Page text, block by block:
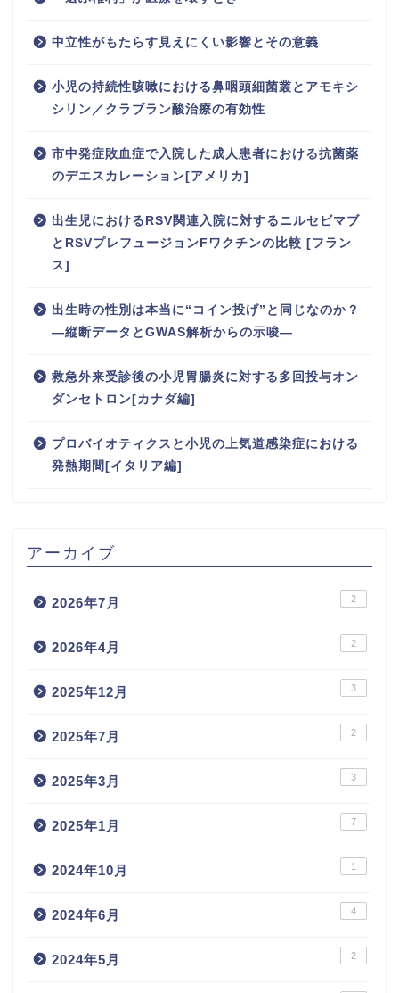
中立性がもたらす見えにくい影響とその意義
小児の持続性咳嗽における鼻咽頭細菌叢とアモキシ
シリン／クラブラン酸治療の有効性
市中発症敗血症で入院した成人患者における抗菌薬
のデエスカレーション[アメリカ]
出生児におけるRSV関連入院に対するニルセビマブ
とRSVプレフュージョンFワクチンの比較 [フラン
ス]
出生時の性別は本当に“コイン投げ”と同じなのか？
―縦断データとGWAS解析からの示唆―
救急外来受診後の小児胃腸炎に対する多回投与オン
ダンセトロン[カナダ編]
プロバイオティクスと小児の上気道感染症における
発熱期間[イタリア編]
アーカイブ
2026年7月 2
2026年4月 2
2025年12月 3
2025年7月 2
2025年3月 3
2025年1月 7
2024年10月 1
2024年6月 4
2024年5月 2